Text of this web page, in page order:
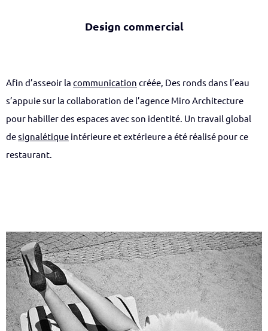
Design commercial
Afin d’asseoir la communication créée, Des ronds dans l’eau
s’appuie sur la collaboration de l’agence Miro Architecture
pour habiller des espaces avec son identité. Un travail global
designalétique intérieure et extérieure a été réalisé pour ce
restaurant.